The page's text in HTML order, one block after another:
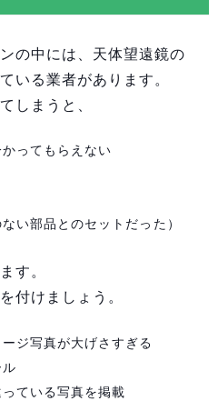
の中には、天体望遠鏡の
いる業者があります。
しまうと、
ってもらえない
い部品とのセットだった）
す。
付けましょう。
ジ写真が大げさすぎる
ている写真を掲載